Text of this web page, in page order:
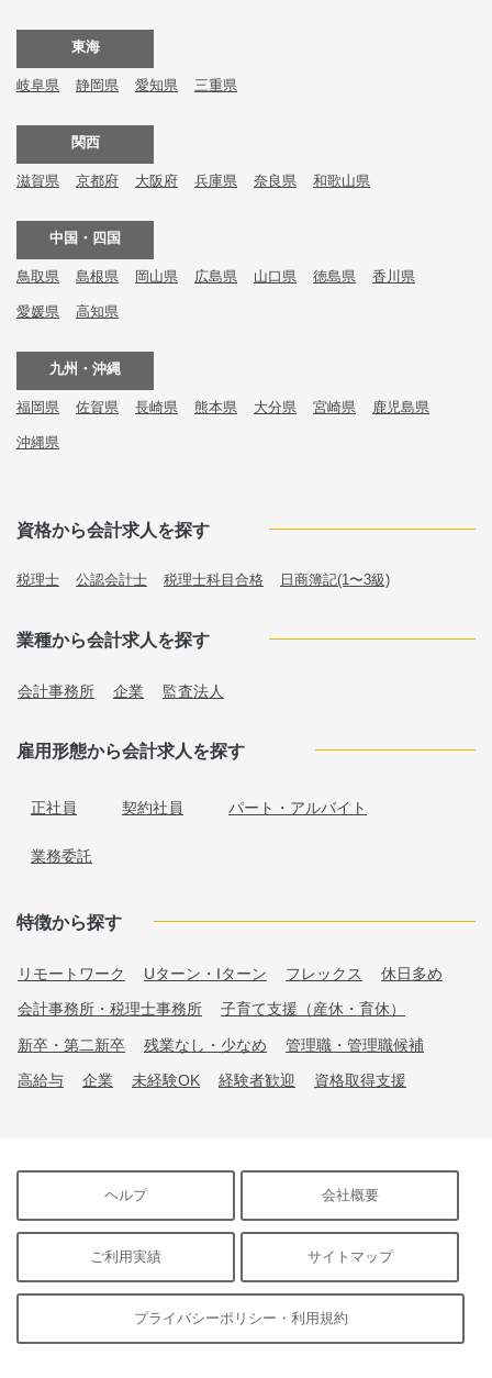
東海
岐阜県 静岡県 愛知県 三重県
関西
滋賀県 京都府 大阪府 兵庫県 奈良県 和歌山県
中国・四国
鳥取県 島根県 岡山県 広島県 山口県 徳島県 香川県
愛媛県 高知県
九州・沖縄
福岡県 佐賀県 長崎県 熊本県 大分県 宮崎県 鹿児島県
沖縄県
資格から会計求人を探す
税理士 公認会計士 税理士科目合格 日商簿記(1〜3級)
業種から会計求人を探す
会計事務所 企業 監査法人
雇用形態から会計求人を探す
正社員 契約社員 パート・アルバイト
業務委託
特徴から探す
リモートワーク Uターン・Iターン フレックス 休日多め
会計事務所・税理士事務所 子育て支援（産休・育休）
新卒・第二新卒 残業なし・少なめ 管理職・管理職候補
高給与 企業 未経験OK 経験者歓迎 資格取得支援
ヘルプ 会社概要
ご利用実績 サイトマップ
プライバシーポリシー・利用規約